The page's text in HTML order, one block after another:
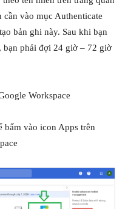
cần vào mục Authenticate
bản ghi này. Sau khi bạn
bạn phải đợi 24 giờ – 72 giờ
Workspace
bấm vào icon Apps trên